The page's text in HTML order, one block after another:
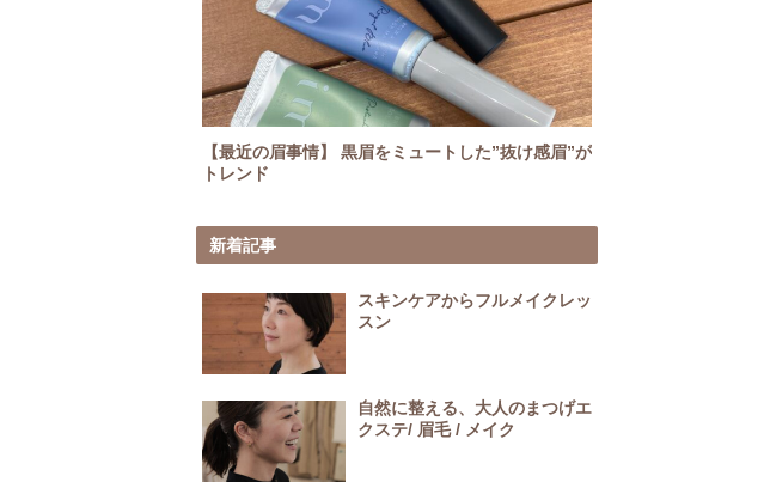
【最近の眉事情】 黒眉をミュートした”抜け感眉”が
トレンド
新着記事
スキンケアからフルメイクレッ
スン
自然に整える、大人のまつげエ
クステ/ 眉毛 / メイク